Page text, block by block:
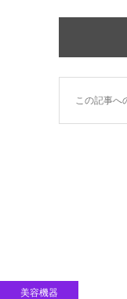
この記事へ
美容機器